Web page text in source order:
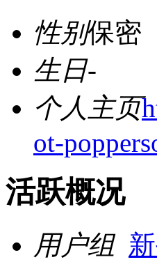
性别保密
生日-
个人主页
ot-
活跃概况
用户组